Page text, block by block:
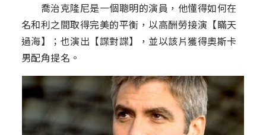
喬治克隆尼是一個聰明的演員，他懂得如何在
名和利之間取得完美的平衡，以高酬勞接演【瞞天
過海】；也演出【諜對諜】，並以該片獲得奧斯卡
男配角提名。